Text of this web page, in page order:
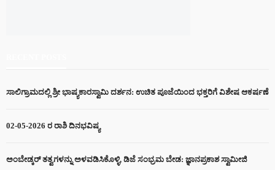
ಸಾಲಿಗ್ರಾಮದಲ್ಲಿ ಶ್ರೀ ಭಾಷ್ಯಕಾರಸ್ವಾಮಿ ದರ್ಶನ: ಉಚಿತ ಪೂಜೆಯಿಂದ ಭಕ್ತರಿಗೆ ವಿಶೇಷ ಆಕರ್ಷಣೆ
02-05-2026 ರ ರಾಶಿ ದಿನಭವಿಷ್ಯ
ಅಂಬೇಡ್ಕರ್ ತತ್ವಗಳನ್ನು ಅಳವಡಿಸಿಕೊಳ್ಳಿ, ಡಿಜೆ ಸಂಭ್ರಮ ಬೇಡ: ಜ್ಞಾನಪ್ರಕಾಶ ಸ್ವಾಮೀಜಿ